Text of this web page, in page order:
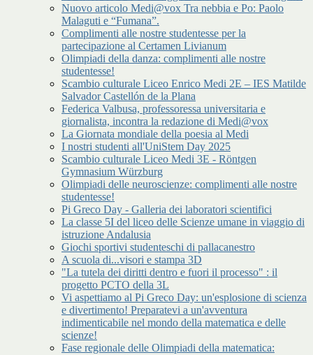
Nuovo articolo Medi@vox Tra nebbia e Po: Paolo
Malaguti e “Fumana”.
Complimenti alle nostre studentesse per la
partecipazione al Certamen Livianum
Olimpiadi della danza: complimenti alle nostre
studentesse!
Scambio culturale Liceo Enrico Medi 2E – IES Matilde
Salvador Castellón de la Plana
Federica Valbusa, professoressa universitaria e
giornalista, incontra la redazione di Medi@vox
La Giornata mondiale della poesia al Medi
I nostri studenti all'UniStem Day 2025
Scambio culturale Liceo Medi 3E - Röntgen
Gymnasium Würzburg
Olimpiadi delle neuroscienze: complimenti alle nostre
studentesse!
Pi Greco Day - Galleria dei laboratori scientifici
La classe 5I del liceo delle Scienze umane in viaggio di
istruzione Andalusia
Giochi sportivi studenteschi di pallacanestro
A scuola di...visori e stampa 3D
"La tutela dei diritti dentro e fuori il processo" : il
progetto PCTO della 3L
Vi aspettiamo al Pi Greco Day: un'esplosione di scienza
e divertimento! Preparatevi a un'avventura
indimenticabile nel mondo della matematica e delle
scienze!
Fase regionale delle Olimpiadi della matematica: